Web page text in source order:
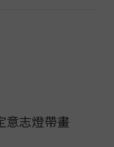
意志燈帶畫